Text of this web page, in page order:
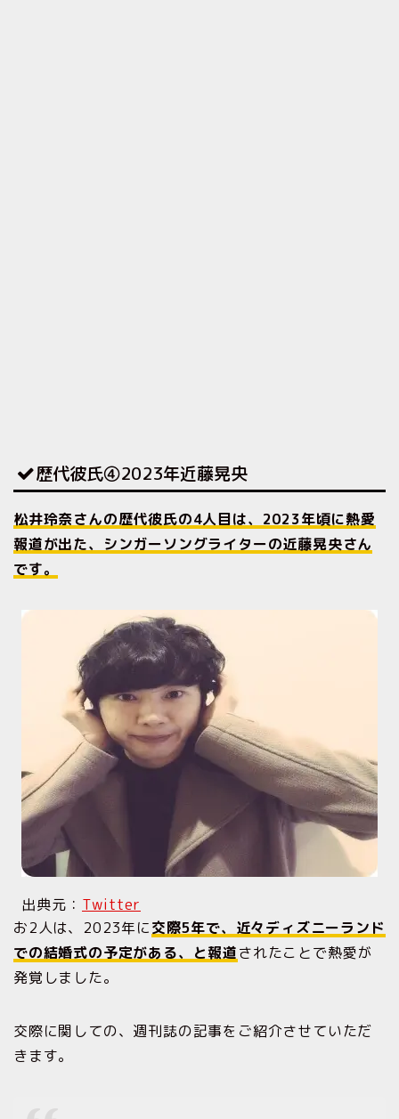
歴代彼氏④2023年近藤晃央
松井玲奈さんの歴代彼氏の4人目は、2023年頃に熱愛
報道が出た、シンガーソングライターの近藤晃央さん
です。
出典元： Twitter
お2人は、2023年に交際5年で、近々ディズニーランド
での結婚式の予定がある、と報道されたことで熱愛が
発覚しました。
交際に関しての、週刊誌の記事をご紹介させていただ
きます。